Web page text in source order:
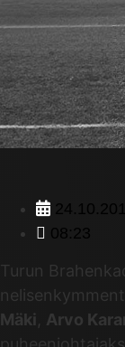
08:23
Turun
Mäki, Arvo